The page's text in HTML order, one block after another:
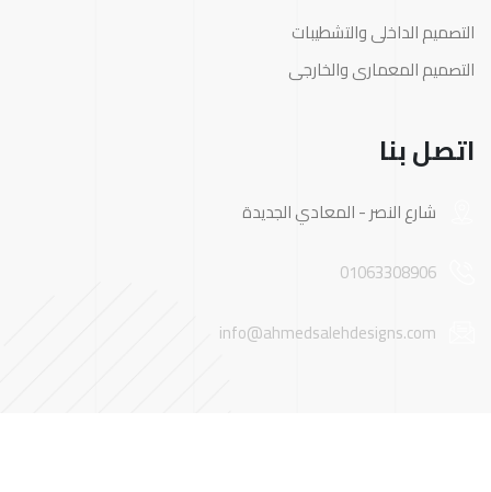
التصميم الداخلى والتشطيبات
التصميم المعمارى والخارجى
اتصل بنا
شارع النصر - المعادي الجديدة
01063308906
info@ahmedsalehdesigns.com